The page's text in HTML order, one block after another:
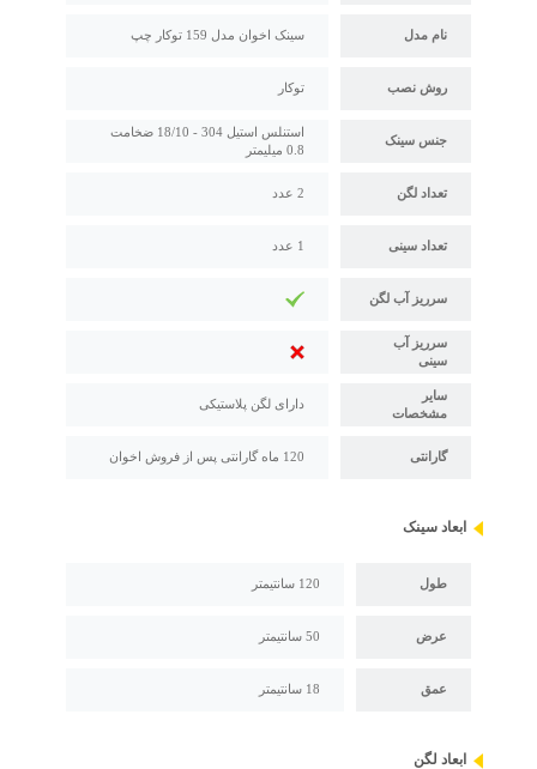
نام مدل سینک اخوان مدل 159 توکار چپ
روش نصب توکار
جنس سینک
استنلس استیل 304 - 18/10 ضخامت
0.8 میلیمتر
تعداد لگن 2 عدد
تعداد سینی 1 عدد
سرریز آب لگن
سرریز آب
سینی
سایر
مشخصات
دارای لگن پلاستیکی
گارانتی 120 ماه گارانتی پس از فروش اخوان
ابعاد سینک
طول 120 سانتیمتر
عرض 50 سانتیمتر
عمق 18 سانتیمتر
ابعاد لگن